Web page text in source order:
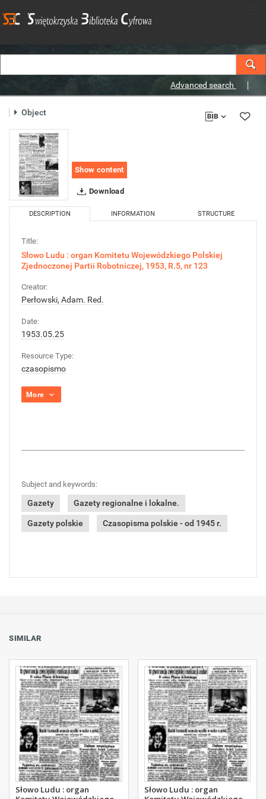
Advanced search
Object
Show content
Download
DESCRIPTION INFORMATION STRUCTURE
Title:
Słowo Ludu : organ Komitetu Wojewódzkiego Polskiej
Zjednoczonej Partii Robotniczej, 1953, R.5, nr 123
Creator:
Perłowski, Adam. Red.
Date:
1953.05.25
Resource Type:
czasopismo
More
Subject and keywords:
Gazety Gazety regionalne i lokalne.
Gazety polskie Czasopisma polskie - od 1945 r.
SIMILAR
Słowo Ludu : organ
Słowo Ludu : organ